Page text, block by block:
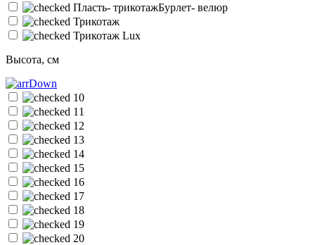
Пласть- трикотажБурлет- велюр
Трикотаж
Трикотаж Lux
Высота, см
10
11
12
13
14
15
16
17
18
19
20